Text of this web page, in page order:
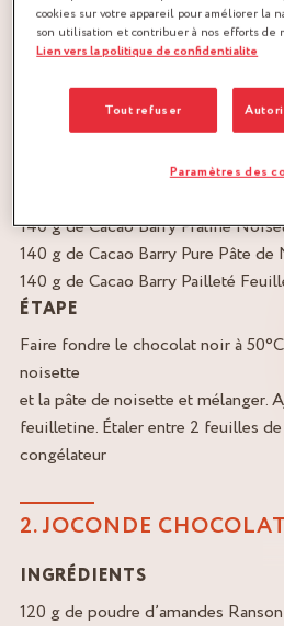
RECETTE ENTREMETS
1. CROUSTILLANT
140 g de Cacao Barry Praliné
140 g de Cacao Barry Pure Pâte
140 g de Cacao Barry Pailleté
ÉTAPE
Faire fondre le chocolat noir à
noisette
et la pâte de noisette et mélanger.
feuilletine. Étaler entre 2 feuilles
congélateur
2. JOCONDE
INGRÉDIENTS
120 g de poudre d’amandes Ranson
cookies sur votre appareil pour améliorer la
son utilisation et contribuer à nos efforts de
Lien vers la politique de confidentialite
Tout refuser
Paramètres des